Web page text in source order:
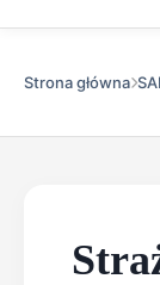
Strona główna